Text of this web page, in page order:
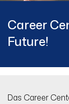
Career
Future!
Das Career